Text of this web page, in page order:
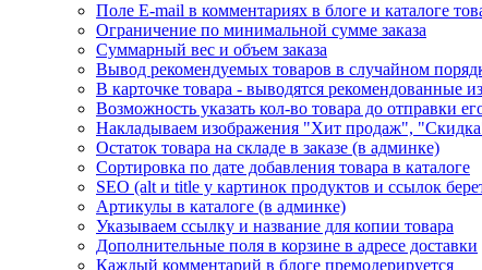
Поле E-mail в комментариях в блоге и каталоге
Ограничение по минимальной сумме заказа
Суммарный вес и объем заказа
Вывод рекомендуемых товаров в случайном
В карточке товара - выводятся рекомендованные
Возможность указать кол-во товара до отправки
Накладываем изображения "Хит продаж",
Остаток товара на складе в заказе (в админке)
Сортировка по дате добавления товара в каталоге
SEO (alt и title у картинок продуктов и ссылок
Артикулы в каталоге (в админке)
Указываем ссылку и название для копии товара
Дополнительные поля в корзине в адресе доставки
Каждый комментарий в блоге премодерируется